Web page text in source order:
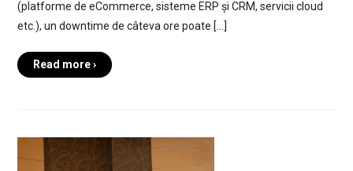
(platforme de eCommerce, sisteme ERP și CRM, servicii cloud
etc.), un downtime de câteva ore poate […]
Read more ›